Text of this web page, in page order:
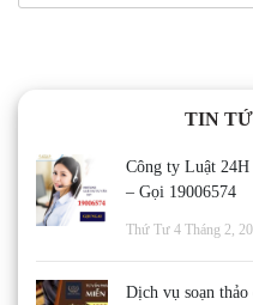
kiếm
TIN
Công ty Luật
– Gọi 19006574
Thứ Tư 4 Tháng 2,
Dịch vụ soạn